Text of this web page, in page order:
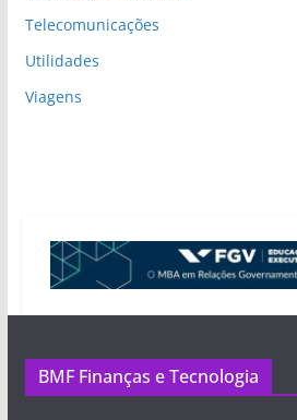
Telecomunicações
Utilidades
Viagens
BMF Finanças e Tecnologia